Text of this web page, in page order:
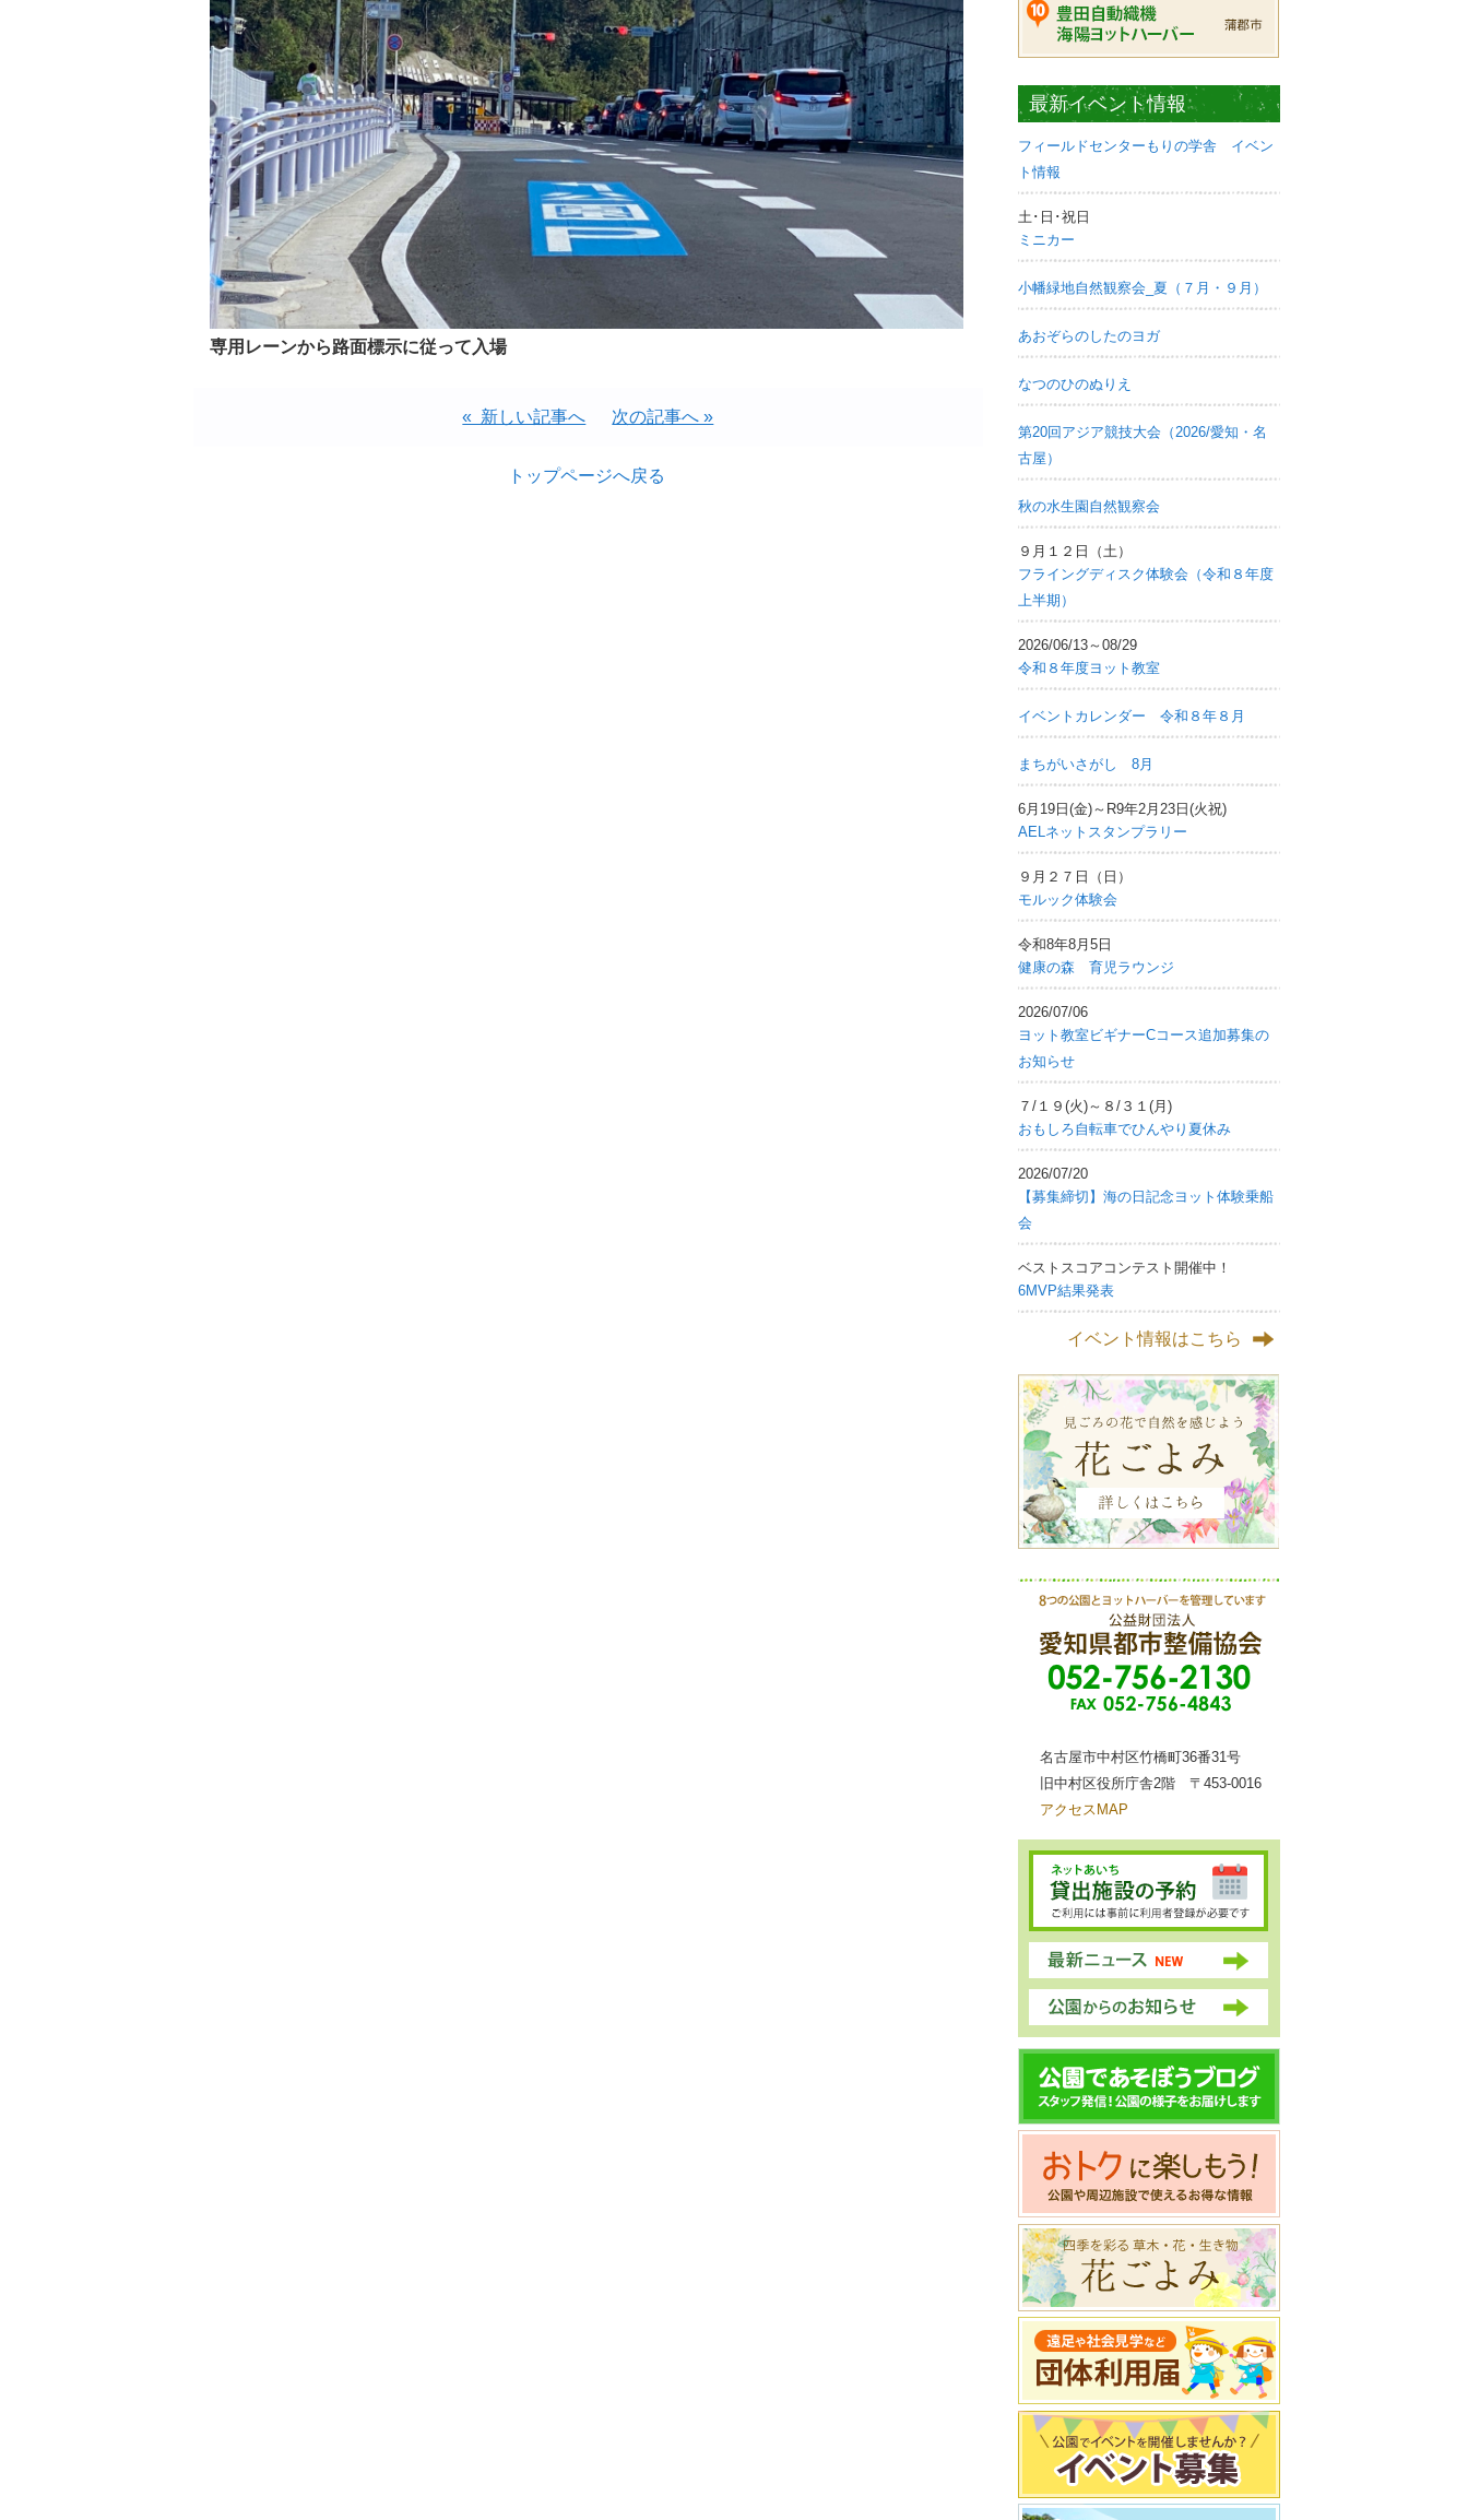
専用レーンから路面標示に従って入場
« 新しい記事へ 次の記事へ »
トップページへ戻る
最新イベント情報
フィールドセンターもりの学舎 イベン
ト情報
土･日･祝日
ミニカー
小幡緑地自然観察会_夏（７月・９月）
あおぞらのしたのヨガ
なつのひのぬりえ
第20回アジア競技大会（2026/愛知・名
古屋）
秋の水生園自然観察会
９月１２日（土）
フライングディスク体験会（令和８年度
上半期）
2026/06/13～08/29
令和８年度ヨット教室
イベントカレンダー 令和８年８月
まちがいさがし 8月
6月19日(金)～R9年2月23日(火祝)
AELネットスタンプラリー
９月２７日（日）
モルック体験会
令和8年8月5日
健康の森 育児ラウンジ
2026/07/06
ヨット教室ビギナーCコース追加募集の
お知らせ
７/１９(火)～８/３１(月)
おもしろ自転車でひんやり夏休み
2026/07/20
【募集締切】海の日記念ヨット体験乗船
会
ベストスコアコンテスト開催中！
6MVP結果発表
イベント情報はこちら
名古屋市中村区竹橋町36番31号
旧中村区役所庁舎2階 〒453-0016
アクセスMAP